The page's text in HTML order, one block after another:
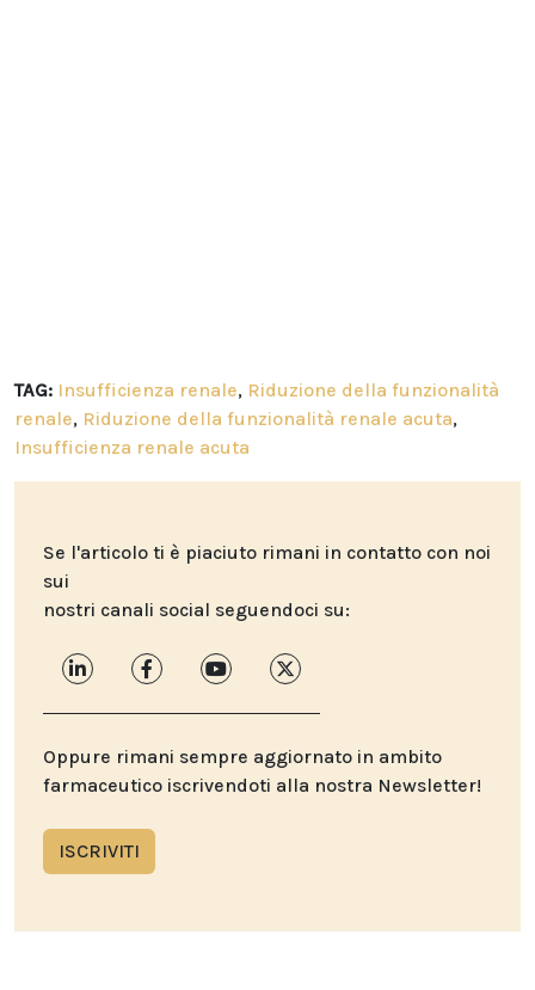
TAG: Insufficienza renale, Riduzione della funzionalità
renale, Riduzione della funzionalità renale acuta,
Insufficienza renale acuta
Se l'articolo ti è piaciuto rimani in contatto con noi
sui
nostri canali social seguendoci su:
Oppure rimani sempre aggiornato in ambito
farmaceutico iscrivendoti alla nostra Newsletter!
ISCRIVITI